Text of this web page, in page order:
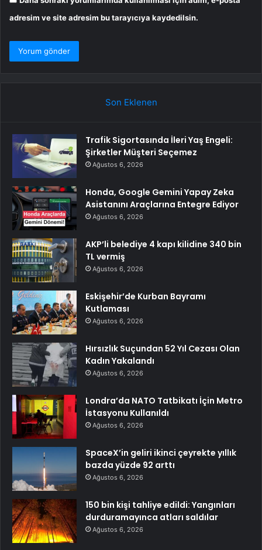
adresim ve site adresim bu tarayıcıya kaydedilsin.
Son Eklenen
Trafik Sigortasında İleri Yaş Engeli:
Şirketler Müşteri Seçemez
Ağustos 6, 2026
Honda, Google Gemini Yapay Zeka
Asistanını Araçlarına Entegre Ediyor
Ağustos 6, 2026
AKP’li belediye 4 kapı kilidine 340 bin
TL vermiş
Ağustos 6, 2026
Eskişehir’de Kurban Bayramı
Kutlaması
Ağustos 6, 2026
Hırsızlık Suçundan 52 Yıl Cezası Olan
Kadın Yakalandı
Ağustos 6, 2026
Londra’da NATO Tatbikatı İçin Metro
İstasyonu Kullanıldı
Ağustos 6, 2026
SpaceX’in geliri ikinci çeyrekte yıllık
bazda yüzde 92 arttı
Ağustos 6, 2026
150 bin kişi tahliye edildi: Yangınları
durduramayınca atları saldılar
Ağustos 6, 2026